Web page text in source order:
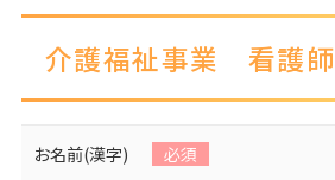
介護福祉事業 看護師
お名前(漢字) 必須